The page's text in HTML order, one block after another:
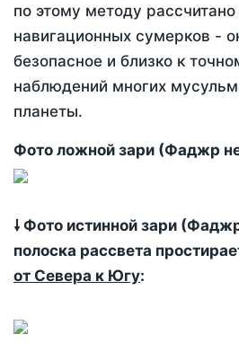
по этому методу
навигационных сумерков -
безопасное и близко к
наблюдений многих
планеты.
Фото ложной зари (Фаджр
🠗 Фото истинной зари
полоска рассвета
от Севера к Югу: